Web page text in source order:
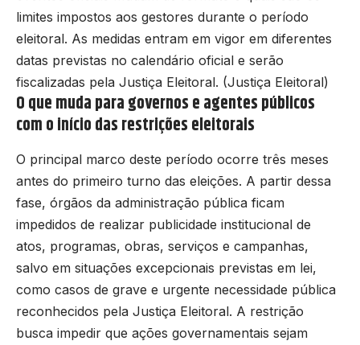
limites impostos aos gestores durante o período
eleitoral. As medidas entram em vigor em diferentes
datas previstas no calendário oficial e serão
fiscalizadas pela Justiça Eleitoral. (Justiça Eleitoral)
O que muda para governos e agentes públicos
com o início das restrições eleitorais
O principal marco deste período ocorre três meses
antes do primeiro turno das eleições. A partir dessa
fase, órgãos da administração pública ficam
impedidos de realizar publicidade institucional de
atos, programas, obras, serviços e campanhas,
salvo em situações excepcionais previstas em lei,
como casos de grave e urgente necessidade pública
reconhecidos pela Justiça Eleitoral. A restrição
busca impedir que ações governamentais sejam